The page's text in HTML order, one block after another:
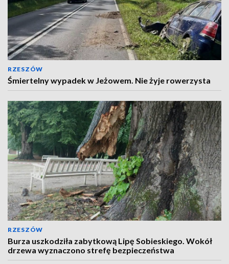
RZESZÓW
Śmiertelny wypadek w Jeżowem. Nie żyje rowerzysta
RZESZÓW
Burza uszkodziła zabytkową Lipę Sobieskiego. Wokół
drzewa wyznaczono strefę bezpieczeństwa